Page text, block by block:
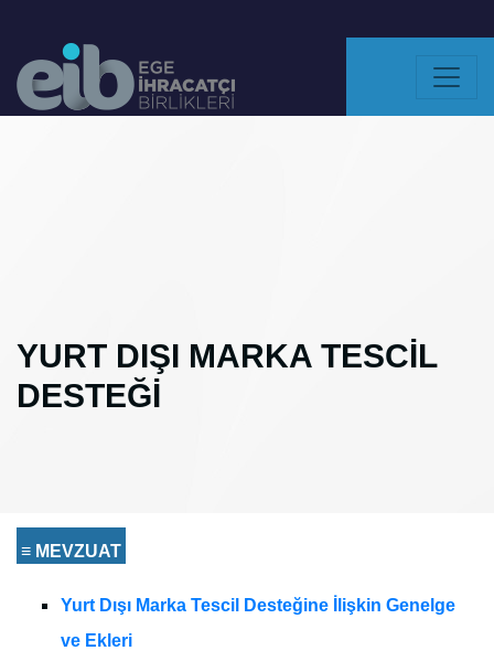
YURT DIŞI MARKA TESCİL
DESTEĞİ
≡ MEVZUAT
Yurt Dışı Marka Tescil Desteğine İlişkin Genelge
ve Ekleri